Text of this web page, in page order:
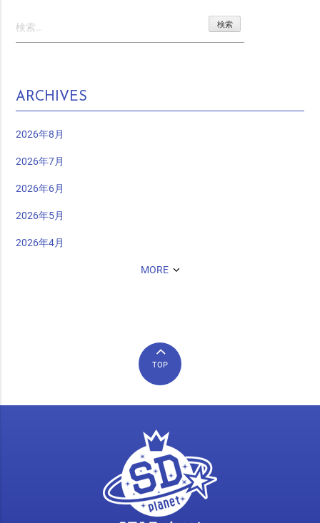
索:
ARCHIVES
2026年8月
2026年7月
2026年6月
2026年5月
2026年4月
MORE
TOP